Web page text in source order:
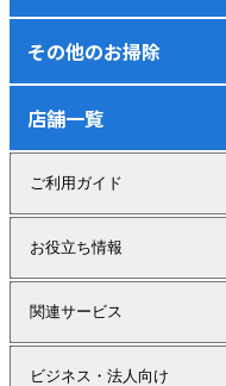
その他のお掃除
店舗一覧
ご利用ガイド
お役立ち情報
関連サービス
ビジネス・法人向け